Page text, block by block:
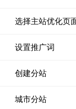
选择主站优化页
设置推广词
创建分站
城市分站